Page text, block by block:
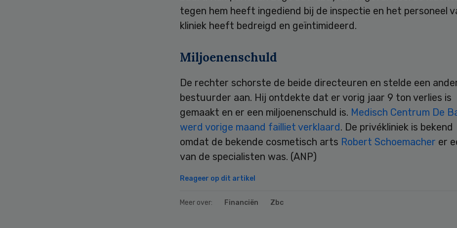
tegen hem heeft ingediend bij de inspectie en het personeel
kliniek heeft bedreigd en geïntimideerd.
Miljoenenschuld
De rechter schorste de beide directeuren en stelde een
bestuurder aan. Hij ontdekte dat er vorig jaar 9 ton verlies is
gemaakt en er een miljoenenschuld is. Medisch Centrum De
werd vorige maand failliet verklaard. De privékliniek is bekend
omdat de bekende cosmetisch arts Robert Schoemacher er
van de specialisten was. (ANP)
Reageer op dit artikel
Meer over: Financiën Zbc